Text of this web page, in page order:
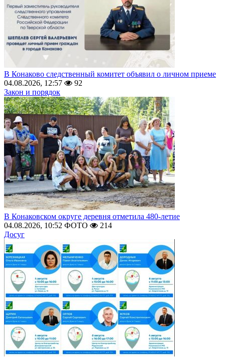
В Конаково следственный комитет объявил о личном приеме
04.08.2026, 12:57
92
Закон и порядок
В Конаковском округе деревня отметила 480-летие
04.08.2026, 10:52 ФОТО
214
Досуг